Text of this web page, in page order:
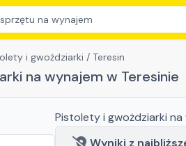
na wynajem
i gwożdziarki / Teresin
na wynajem w Teresinie
Pistolety i gwożdziarki na
Wyniki z